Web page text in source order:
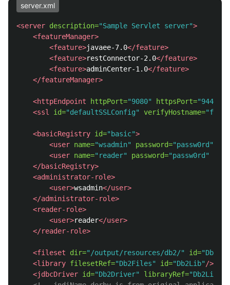
server.xml
<server description="Sample Servlet server">
<featureManager>
<feature>javaee-7.0</feature>
<feature>restConnector-2.0</feature>
<feature>adminCenter-1.0</feature>
</featureManager>
<httpEndpoint httpPort="9080" httpsPort="9443"
<ssl
id="defaultSSLConfig" verifyHostname=
<basicRegistry id="basic">
<user name="wsadmin" password="passw0rd"
<user name="reader" password="passw0rd"
</basicRegistry>
<administrator-role>
<user>wsadmin</user>
</administrator-role>
<reader-role>
<user>reader</user>
</reader-role>
<fileset dir="/output/resources/db2/" id=
<library filesetRef="Db2Files" id="Db2Lib" />
<jdbcDriver id="Db2Driver" libraryRef="Db2Lib"